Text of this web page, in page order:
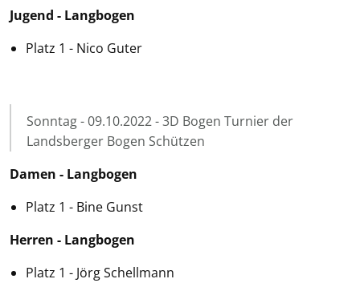
Jugend - Langbogen
Platz 1 - Nico Guter
Sonntag - 09.10.2022 - 3D Bogen Turnier der
Landsberger Bogen Schützen
Damen - Langbogen
Platz 1 - Bine Gunst
Herren - Langbogen
Platz 1 - Jörg Schellmann